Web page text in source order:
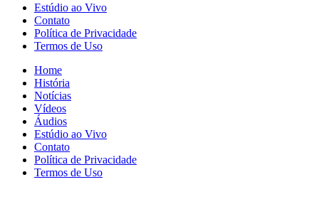
Estúdio ao Vivo
Contato
Política de Privacidade
Termos de Uso
Home
História
Notícias
Vídeos
Áudios
Estúdio ao Vivo
Contato
Política de Privacidade
Termos de Uso